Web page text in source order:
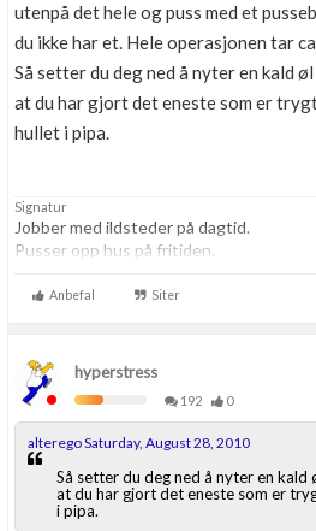
utenpå det hele og puss med et
du ikke har et. Hele operasjonen tar
Så setter du deg ned å nyter en kald
at du har gjort det eneste som er
hullet i pipa.
Signatur
Jobber med ildsteder på dagtid.
Pusser opp hus på fritiden.
Anbefal Siter
hyperstress
192
0
alterego Saturday, August 28, 2010
Så setter du deg ned å nyter en
at du har gjort det eneste som er
i pipa.